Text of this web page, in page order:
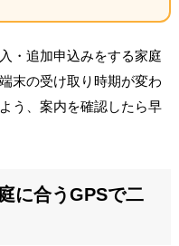
・追加申込みをする家庭
末の受け取り時期が変わ
う、案内を確認したら早
に合うGPSで二